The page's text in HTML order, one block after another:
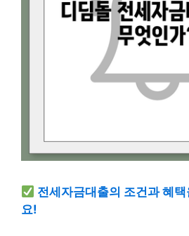
전세자금대출의 조건과 혜택
요!